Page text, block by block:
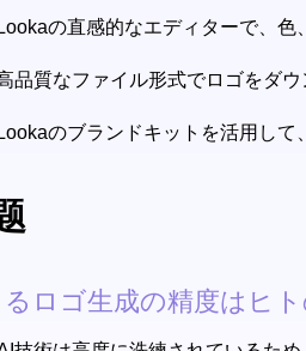
の直感的なエディターで、
品質なファイル形式でロゴをダウ
のブランドキットを活用し
ロゴ生成の精度はヒ